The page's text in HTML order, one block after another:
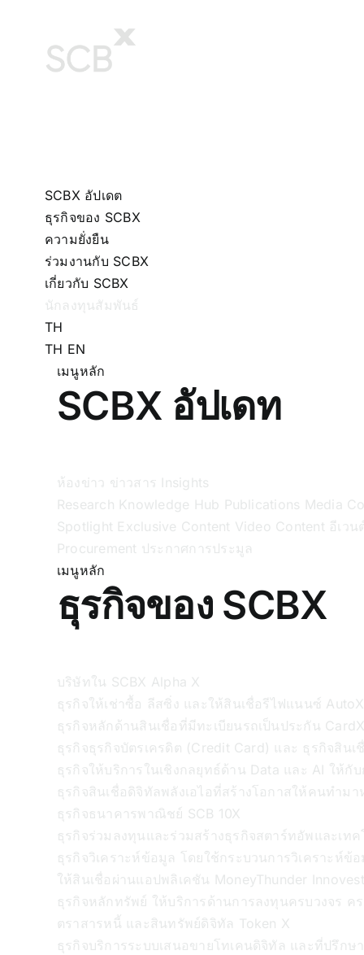
SCBX อัปเดต
ธุรกิจของ SCBX
ความยั่งยืน
ร่วมงานกับ SCBX
เกี่ยวกับ SCBX
นักลงทุนสัมพันธ์
TH
TH EN
เมนูหลัก
SCBX อัปเดท
ห้องข่าว ข่าวสาร
Insights
Research Knowledge Hub Publications Media
Spotlight Exclusive Content Video Content อีเวน
Procurement ประกาศการประมูล
เมนูหลัก
ธุรกิจของ SCBX
บริษัทใน SCBX Alpha X
ธุรกิจให้เช่าซื้อ ลีสซิ่ง และให้สินเชื่อรีไฟแนนซ์ AutoX
ธุรกิจหลักด้านสินเชื่อที่มีทะเบียนรถเป็นประกัน
ธุรกิจธุรกิจบัตรเครดิต (Credit Card) และ ธุรกิจสิน
ธุรกิจให้บริการในเชิงกลยุทธ์ด้าน Data และ AI ให้กั
ธุรกิจสินเชื่อดิจิทัลพลังเอไอที่สร้างโอกาสให้คนทำม
ธุรกิจธนาคารพาณิชย์ SCB 10X
ธุรกิจร่วมลงทุนและร่วมสร้างธุรกิจสตาร์ทอัพและเทค
ธุรกิจวิเคราะห์ข้อมูล โดยใช้กระบวนการวิเคราะห์
ให้สินเชื่อผ่านแอปพลิเคชัน MoneyThunder
ธุรกิจหลักทรัพย์ ให้บริการด้านการลงทุนครบวงจร
ตราสารหนี้ และสินทรัพย์ดิจิทัล
Token X
ธุรกิจบริการระบบเสนอขายโทเคนดิจิทัล และที่ปรึก